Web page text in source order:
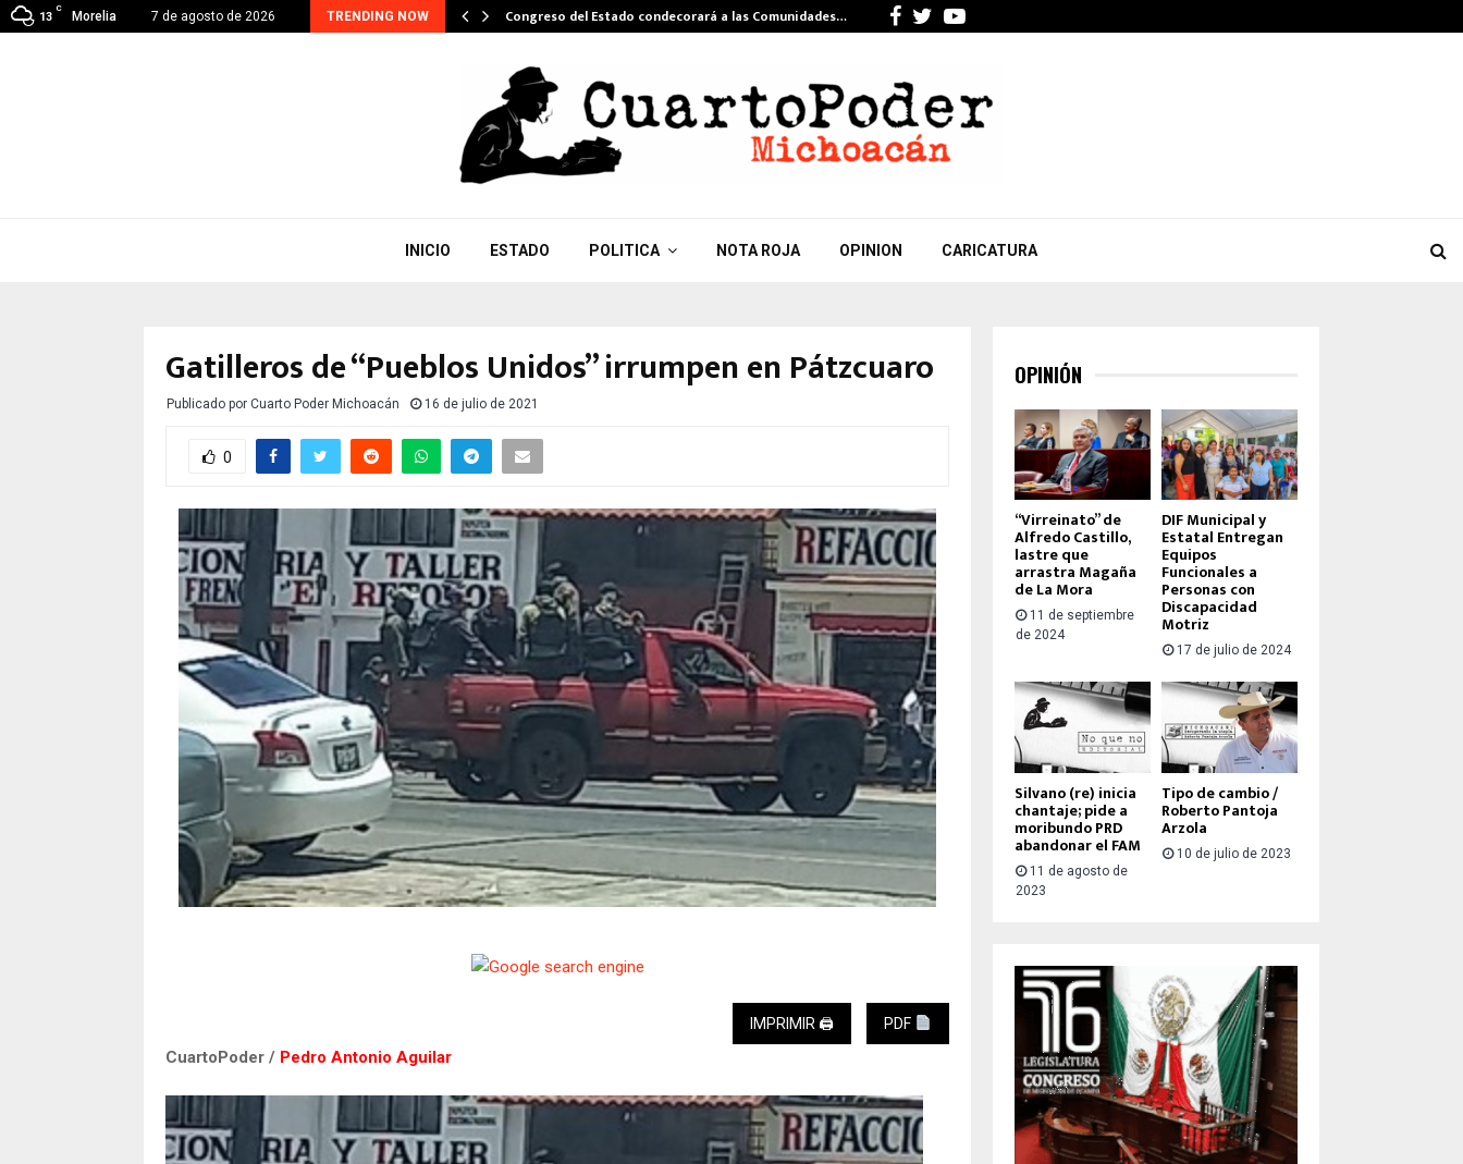
13
C
Morelia 7 de agosto de 2026 TRENDING NOW
CONTINUA, EJE PRIORITARIO EN GESTIÓN DE… Congreso del Estado condecorará a las Comunidades… Facebook
TwitterYoutube
INICIO ESTADO POLITICA NOTA ROJA OPINION CARICATURA
Gatilleros de “Pueblos Unidos” irrumpen en Pátzcuaro
Publicado por Cuarto Poder Michoacán 16 de julio de 2021
0
IMPRIMIR 🖨 PDF
CuartoPoder / Pedro Antonio Aguilar
OPINIÓN
“Virreinato” de
Alfredo Castillo,
lastre que
arrastra Magaña
de La Mora
11 de septiembre
de 2024
DIF Municipal y
Estatal Entregan
Equipos
Funcionales a
Personas con
Discapacidad
Motriz
17 de julio de 2024
Silvano (re) inicia
chantaje; pide a
moribundo PRD
abandonar el FAM
11 de agosto de
2023
Tipo de cambio /
Roberto Pantoja
Arzola
10 de julio de 2023